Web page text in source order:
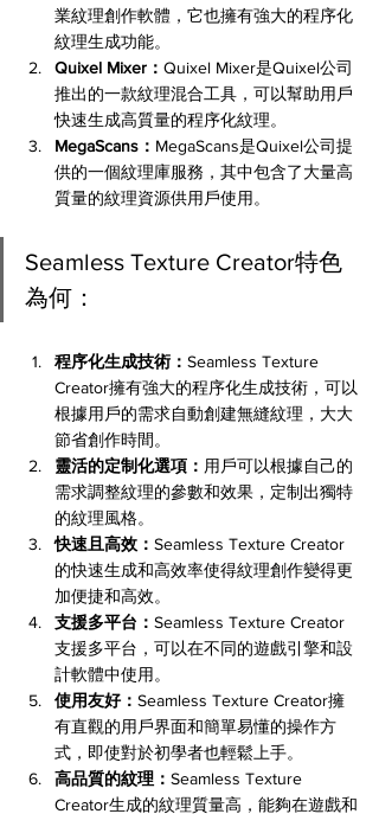
業紋理創作軟體，它也擁有強大的程序化
紋理生成功能。
Quixel Mixer： Quixel Mixer是Quixel公司
推出的一款紋理混合工具，可以幫助用戶
快速生成高質量的程序化紋理。
MegaScans： MegaScans是Quixel公司提
供的一個紋理庫服務，其中包含了大量高
質量的紋理資源供用戶使用。
Seamless Texture Creator特色
為何：
程序化生成技術： Seamless Texture
Creator擁有強大的程序化生成技術，可以
根據用戶的需求自動創建無縫紋理，大大
節省創作時間。
靈活的定制化選項： 用戶可以根據自己的
需求調整紋理的參數和效果，定制出獨特
的紋理風格。
快速且高效： Seamless Texture Creator
的快速生成和高效率使得紋理創作變得更
加便捷和高效。
支援多平台： Seamless Texture Creator
支援多平台，可以在不同的遊戲引擎和設
計軟體中使用。
使用友好： Seamless Texture Creator擁
有直觀的用戶界面和簡單易懂的操作方
式，即使對於初學者也輕鬆上手。
高品質的紋理： Seamless Texture
Creator生成的紋理質量高，能夠在遊戲和